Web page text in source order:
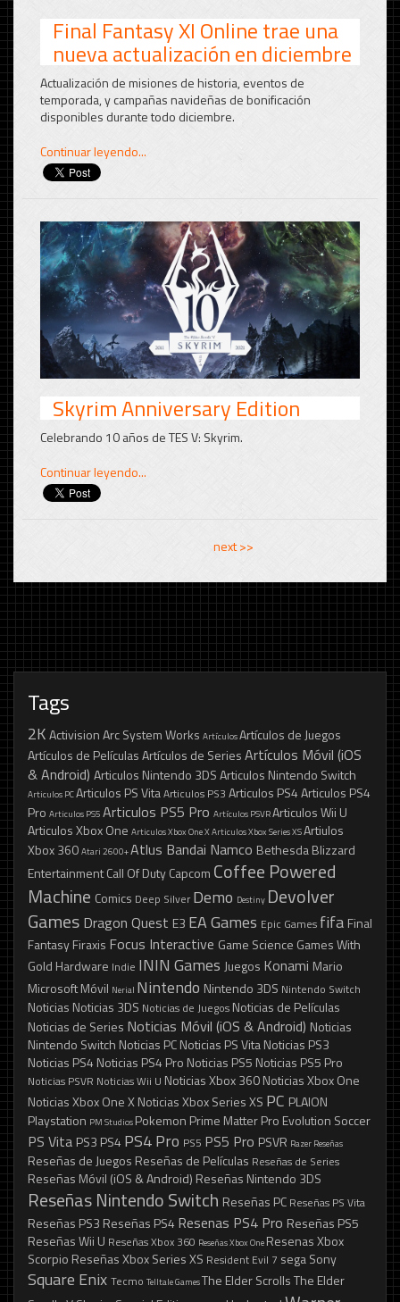
Final Fantasy XI Online trae una
nueva actualización en diciembre
Actualización de misiones de historia, eventos de
temporada, y campañas navideñas de bonificación
disponibles durante todo diciembre.
Continuar leyendo...
Skyrim Anniversary Edition
Celebrando 10 años de TES V: Skyrim.
Continuar leyendo...
next >>
Tags
2KActivisionArc System Works ArtículosArtículos de Juegos
Artículos de PelículasArtículos de SeriesArtículos Móvil (iOS
& Android) Articulos Nintendo 3DSArticulos Nintendo Switch
Articulos PCArticulos PS VitaArticulos PS3 Articulos PS4Articulos PS4
Pro Articulos PS5 Articulos PS5 Pro Artículos PSVRArticulos Wii U
Articulos Xbox One Articulos Xbox One X Articulos Xbox Series XSArtiulos
Xbox 360 Atari 2600+Atlus Bandai Namco BethesdaBlizzard
EntertainmentCall Of DutyCapcom Coffee Powered
Machine Comics Deep Silver Demo Destiny Devolver
Games Dragon Quest E3 EA Games Epic Games fifa Final
FantasyFiraxis Focus Interactive Game Science Games With
Gold Hardware Indie ININ Games Juegos Konami Mario
MicrosoftMóvil Nerial Nintendo Nintendo 3DS Nintendo Switch
Noticias Noticias 3DS Noticias de Juegos Noticias de Películas
Noticias de Series Noticias Móvil (iOS & Android) Noticias
Nintendo Switch Noticias PCNoticias PS VitaNoticias PS3
Noticias PS4 Noticias PS4 Pro Noticias PS5 Noticias PS5 Pro
Noticias PSVR Noticias Wii U Noticias Xbox 360Noticias Xbox One
Noticias Xbox One XNoticias Xbox Series XS PC PLAION
Playstation PM Studios Pokemon Prime MatterPro Evolution Soccer
PS Vita PS3 PS4 PS4 Pro PS5 PS5 Pro PSVR Razer Reseñas
Reseñas de Juegos Reseñas de Películas Reseñas de Series
Reseñas Móvil (iOS & Android) Reseñas Nintendo 3DS
Reseñas Nintendo Switch Reseñas PC Reseñas PS Vita
Reseñas PS3 Reseñas PS4 Resenas PS4 Pro Reseñas PS5
Reseñas Wii U Reseñas Xbox 360 Reseñas Xbox One Resenas Xbox
Scorpio Reseñas Xbox Series XS Resident Evil 7 segaSony
Square Enix Tecmo Telltale GamesThe Elder ScrollsThe Elder